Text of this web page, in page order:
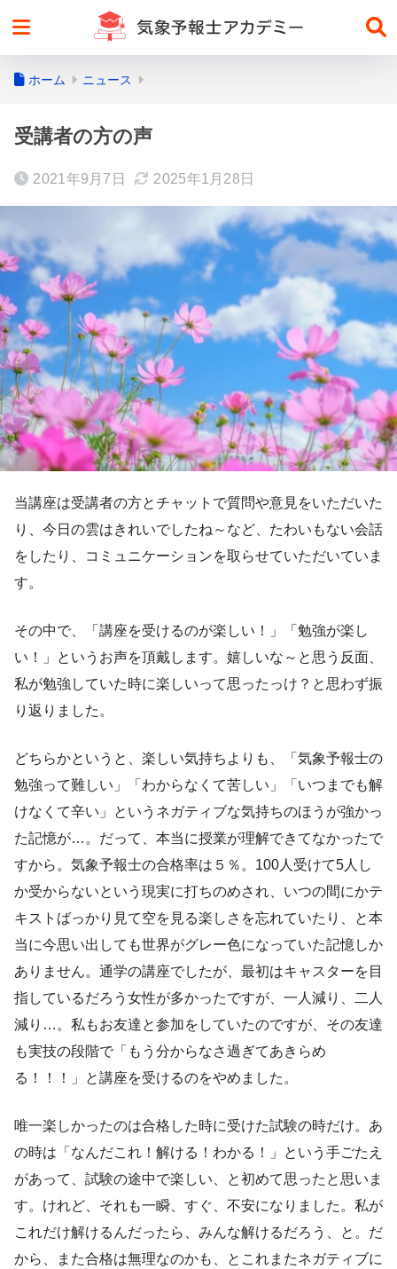
ホーム ニュース
受講者の方の声
2021年9月7日 2025年1月28日
当講座は受講者の方とチャットで質問や意見をいただいた
り、今日の雲はきれいでしたね～など、たわいもない会話
をしたり、コミュニケーションを取らせていただいていま
す。
その中で、「講座を受けるのが楽しい！」「勉強が楽し
い！」というお声を頂戴します。嬉しいな～と思う反面、
私が勉強していた時に楽しいって思ったっけ？と思わず振
り返りました。
どちらかというと、楽しい気持ちよりも、「気象予報士の
勉強って難しい」「わからなくて苦しい」「いつまでも解
けなくて辛い」というネガティブな気持ちのほうが強かっ
た記憶が…。だって、本当に授業が理解できてなかったで
すから。気象予報士の合格率は５％。100人受けて5人し
か受からないという現実に打ちのめされ、いつの間にかテ
キストばっかり見て空を見る楽しさを忘れていたり、と本
当に今思い出しても世界がグレー色になっていた記憶しか
ありません。通学の講座でしたが、最初はキャスターを目
指しているだろう女性が多かったですが、一人減り、二人
減り…。私もお友達と参加をしていたのですが、その友達
も実技の段階で「もう分からなさ過ぎてあきらめ
る！！！」と講座を受けるのをやめました。
唯一楽しかったのは合格した時に受けた試験の時だけ。あ
の時は「なんだこれ！解ける！わかる！」という手ごたえ
があって、試験の途中で楽しい、と初めて思ったと思いま
す。けれど、それも一瞬、すぐ、不安になりました。私が
これだけ解けるんだったら、みんな解けるだろう、と。だ
から、また合格は無理なのかも、とこれまたネガティブに